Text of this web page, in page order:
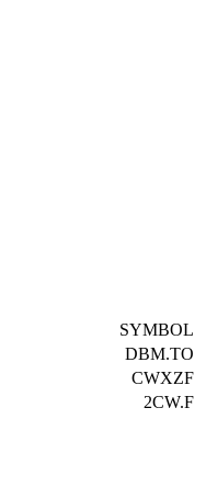
SYMBOL
DBM.TO
CWXZF
2CW.F